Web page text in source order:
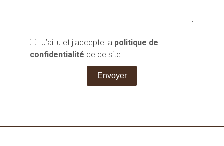
J’ai lu et j'accepte la politique de
confidentialité de ce site
Envoyer